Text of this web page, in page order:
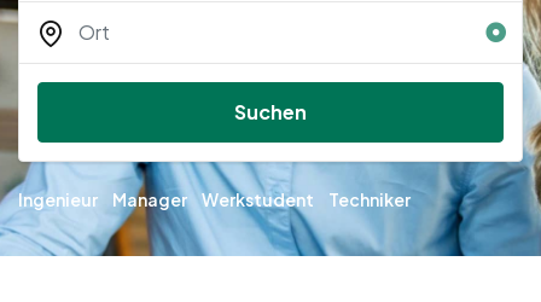
Suchen
Ingenieur Manager Werkstudent Techniker